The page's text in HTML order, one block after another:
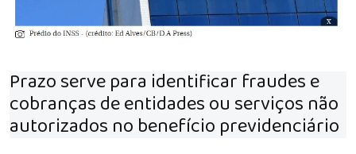
Prazo serve para identificar fraudes e
cobranças de entidades ou serviços não
autorizados no benefício previdenciário